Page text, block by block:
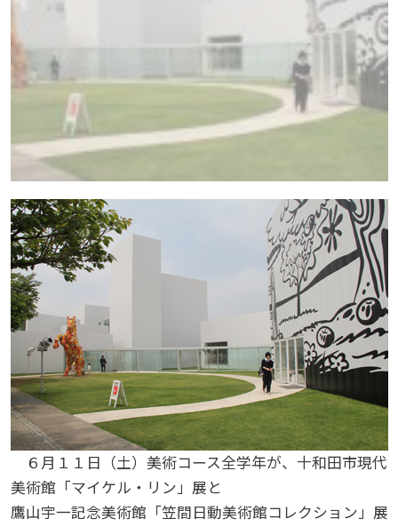
６月１１日（土）美術コース全学年が、十和田市現代
美術館「マイケル・リン」展と
鷹山宇一記念美術館「笠間日動美術館コレクション」展